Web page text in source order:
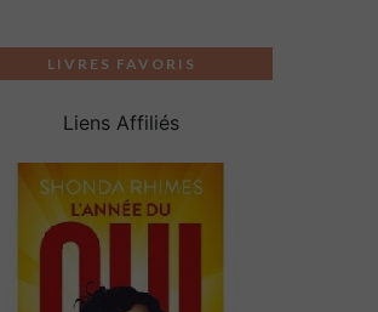
LIVRES FAVORIS
Liens Affiliés